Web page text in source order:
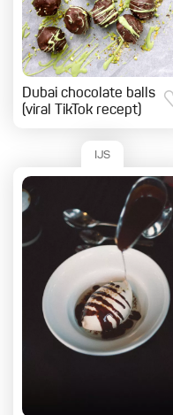
Dubai chocolate balls
(viral TikTok recept)
IJS